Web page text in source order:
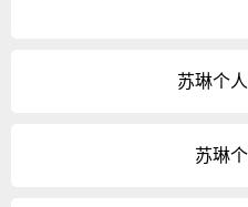
苏琳个
苏琳